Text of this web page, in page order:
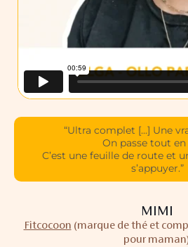
“Ultra complet [...] Une
On passe tout en
C’est une feuille de route et
s’appuyer.”
MIMI
Fitcocoon (marque de thé et
pour